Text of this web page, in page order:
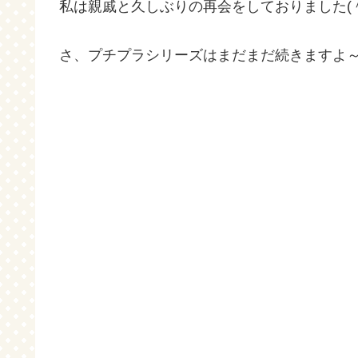
私は親戚と久しぶりの再会をしておりました(
さ、プチプラシリーズはまだまだ続きますよ～